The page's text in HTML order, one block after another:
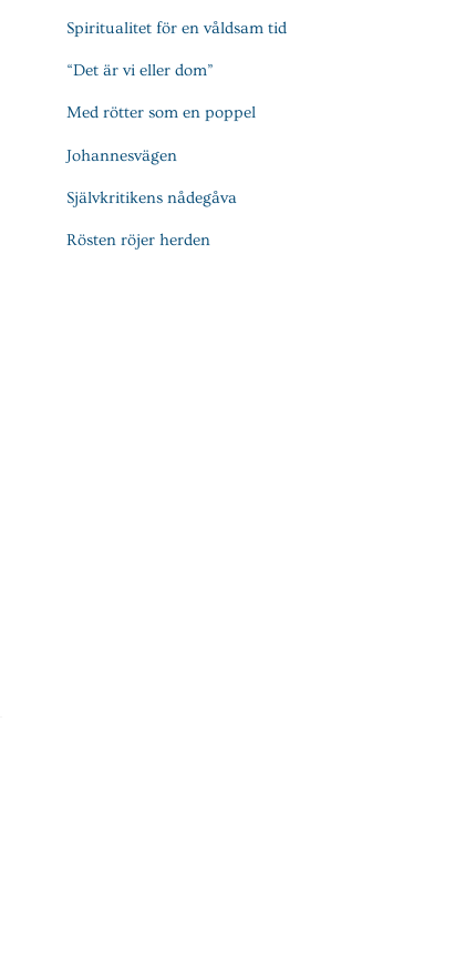
Spiritualitet för en våldsam tid
“Det är vi eller dom”
Med rötter som en poppel
Johannesvägen
Självkritikens nådegåva
Rösten röjer herden